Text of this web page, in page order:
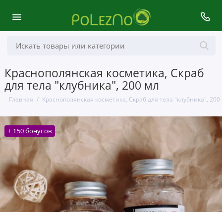
Краснополянская косметика, Скраб
для тела "клубника", 200 мл
Главная Краснополянская косметика, Скраб для тела "клубника",
+ 150 бонусов